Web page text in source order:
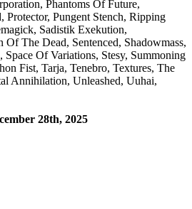
Phantoms Of Future,
Pungent Stench, Ripping
Sadistik Exekution,
Of The Dead, Sentenced, Shadowmass,
Space Of Variations, Stesy, Summoning
Fist, Tarja, Tenebro, Textures, The
Annihilation, Unleashed, Uuhai,
28th, 2025